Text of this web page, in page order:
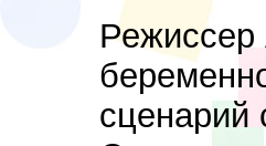
Режиссер
сценарий